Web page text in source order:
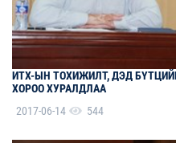
ИТХ-ЫН ТОХИЖИЛТ, ДЭД
ХОРОО ХУРАЛДЛАА
2017-06-14
544